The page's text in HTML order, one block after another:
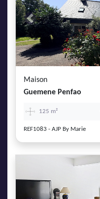
Previous
Maison
Guemene Penfao
125 m²
REF1083 - AJP By Marie